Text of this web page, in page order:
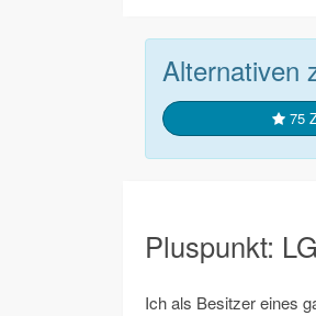
Alternativen
75
Pluspunkt:
Ich als Besitzer eines